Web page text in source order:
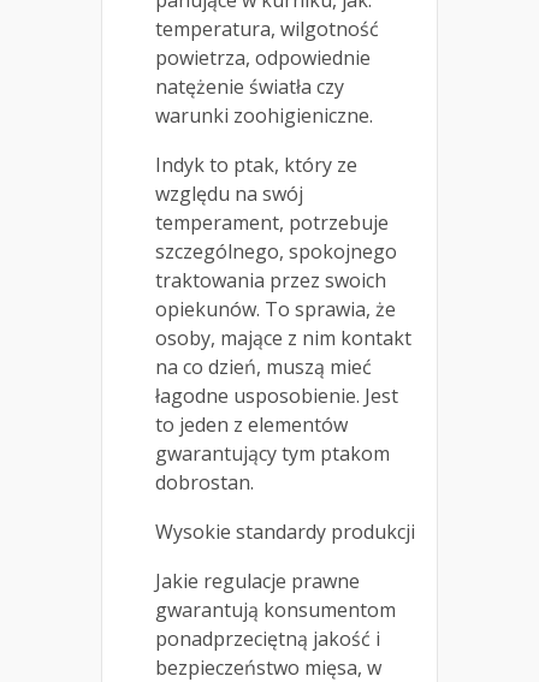
temperatura, wilgotność
powietrza, odpowiednie
natężenie światła czy
warunki zoohigieniczne.
Indyk to ptak, który ze
względu na swój
temperament, potrzebuje
szczególnego, spokojnego
traktowania przez swoich
opiekunów. To sprawia, że
osoby, mające z nim kontakt
na co dzień, muszą mieć
łagodne usposobienie. Jest
to jeden z elementów
gwarantujący tym ptakom
dobrostan.
Wysokie standardy produkcji
Jakie regulacje prawne
gwarantują konsumentom
ponadprzeciętną jakość i
bezpieczeństwo mięsa, w